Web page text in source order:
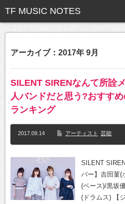
アーカイブ：2017年 9月
SILENT SIRENなんて所詮
人バンドだと思う?おすす
ランキング
2017.09.14 アーティスト 芸能
SILENT
バー】吉田菫(
(ベース)/黒坂
(ドラムス) 【